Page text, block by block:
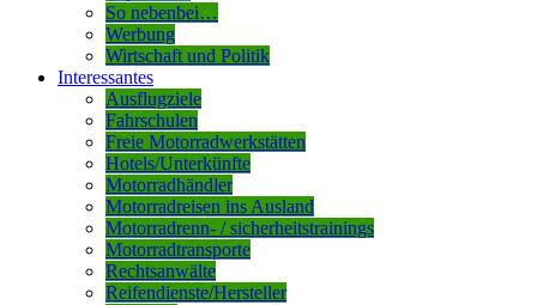
So nebenbei…
Werbung
Wirtschaft und Politik
Interessantes
Ausflugziele
Fahrschulen
Freie Motorradwerkstätten
Hotels/Unterkünfte
Motorradhändler
Motorradreisen ins Ausland
Motorradrenn- / sicherheitstrainings
Motorradtransporte
Rechtsanwälte
Reifendienste/Hersteller